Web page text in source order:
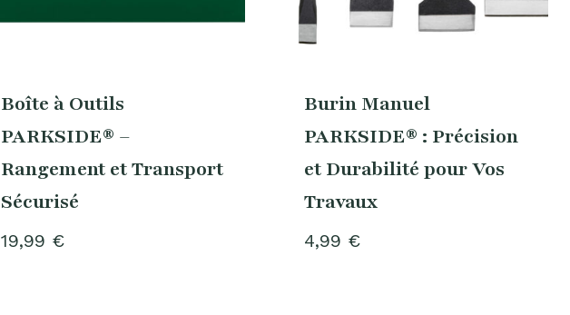
Boîte à Outils
PARKSIDE® –
Rangement et Transport
Sécurisé
19,99 €
Burin Manuel
PARKSIDE® : Précision
et Durabilité pour Vos
Travaux
4,99 €